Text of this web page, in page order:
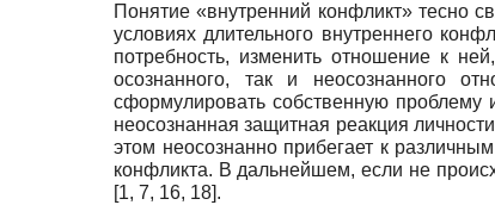
Понятие «внутренний конфликт» тесно
условиях длительного внутреннего
потребность, изменить отношение к
осознанного, так и неосознанного
сформулировать собственную
неосознанная защитная реакция
этом неосознанно прибегает к
конфликта. В дальнейшем, если не
[1, 7, 16, 18].